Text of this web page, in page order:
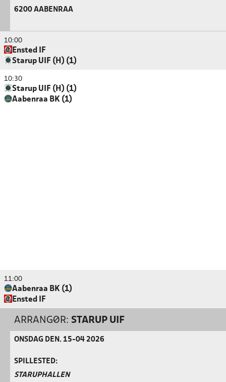
6200 AABENRAA
10:00
Ensted IF
Starup UIF (H) (1)
10:30
Starup UIF (H) (1)
Aabenraa BK (1)
11:00
Aabenraa BK (1)
Ensted IF
ARRANGØR: STARUP UIF
ONSDAG DEN. 15-04 2026
SPILLESTED:
STARUPHALLEN